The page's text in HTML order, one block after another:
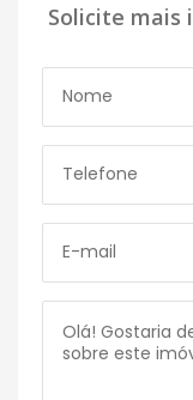
Solicite mais